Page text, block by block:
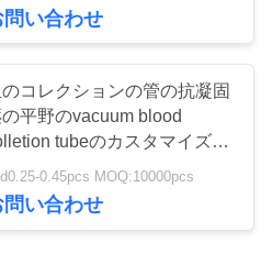
問い合わせ
のコレクションの管の抗凝固
平野のvacuum blood
tubeのカスタマイズさ
た明白な管
0.45pcs MOQ:10000pcs
問い合わせ